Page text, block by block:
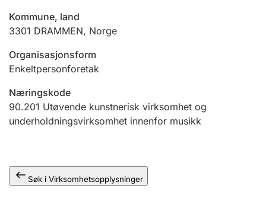
Ektepaktveileder
Offentlig sektor
Kommune, land
3301 DRAMMEN, Norge
Organisasjonsform
Enkeltpersonforetak
Næringskode
90.201 Utøvende kunstnerisk virksomhet og
underholdningsvirksomhet innenfor musikk
Søk i Virksomhetsopplysninger